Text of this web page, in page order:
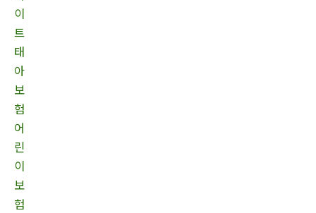
이
트
태
아
보
험
어
린
이
보
험